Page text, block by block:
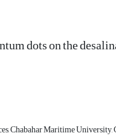
dots on the
Chabahar Maritime University,